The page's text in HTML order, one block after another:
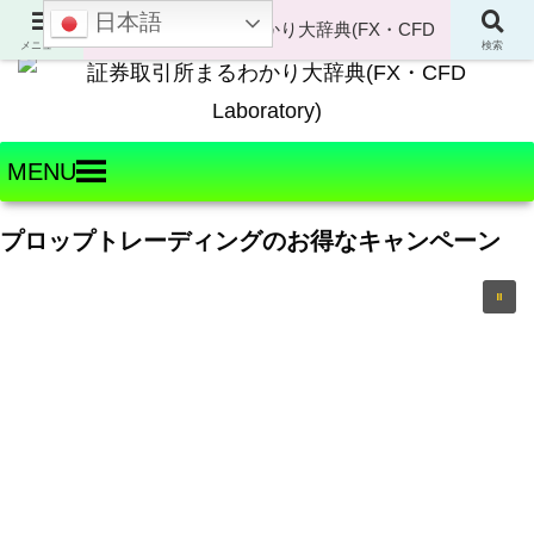
Welcome to FX・CFD Laboratory!
MENU
プロップトレーディングのお得なキャンペーン
メニュー 検索
日本語